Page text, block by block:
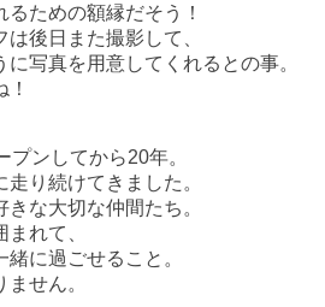
るための額縁だそう！
後日また撮影して、
写真を用意してくれるとの事。
プンしてから20年。
り続けてきました。
な大切な仲間たち。
れて、
に過ごせること。
せん。